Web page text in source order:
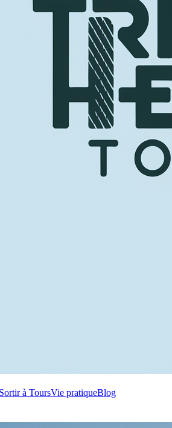
Sortir à ToursVie pratiqueBlog